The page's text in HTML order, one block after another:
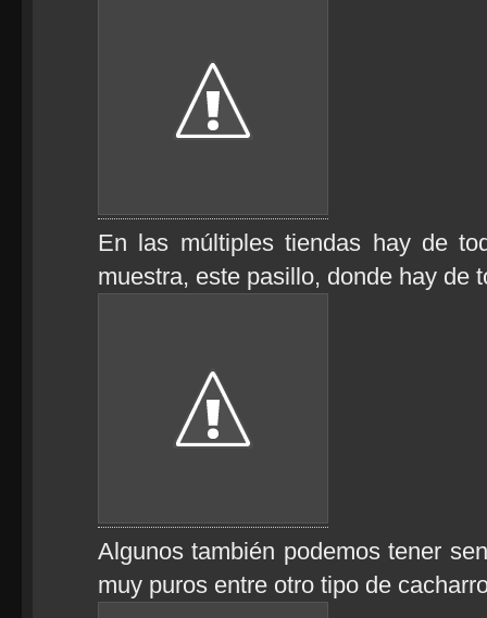
En las múltiples tiendas hay de
muestra, este pasillo, donde hay de
Algunos también podemos tener
muy puros entre otro tipo de